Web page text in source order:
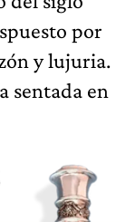
por
y lujuria.
sentada en